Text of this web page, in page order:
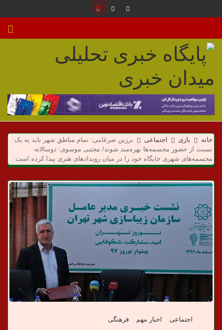
م
ی
د
ا
ن
خ
ب
ر
ی
خانه بازی اجتماعی
برزین ضرغامی: تمام مناطق شهر باید به یک
نسبت از حضور مجسمه‌ها بهره‌مند شوند/ مجتبی موسوی: دوسالانه
مجسمه‌های شهری جایگاه خود را در میان رویدادهای هنری پیدا کرده است
اجتماعی اخبار مهم فرهنگی